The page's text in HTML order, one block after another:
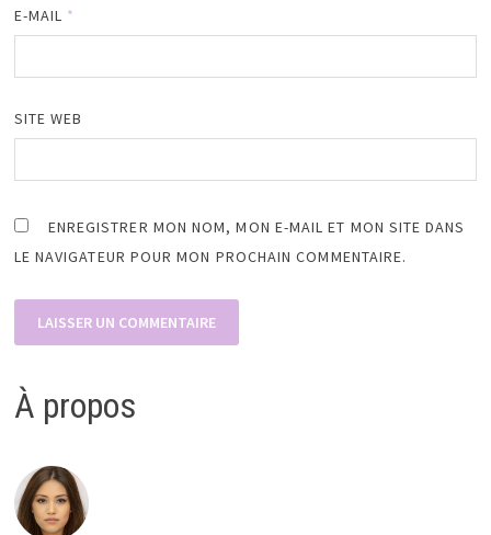
E-MAIL *
SITE WEB
ENREGISTRER MON NOM, MON E-MAIL ET MON SITE DANS
LE NAVIGATEUR POUR MON PROCHAIN COMMENTAIRE.
À propos